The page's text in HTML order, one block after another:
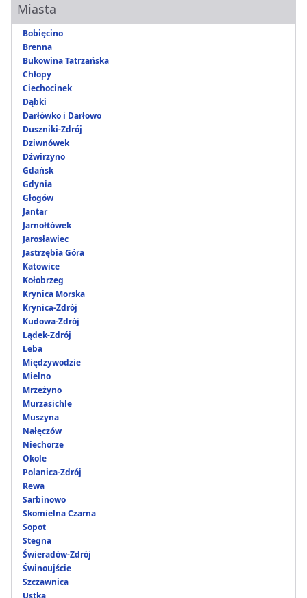
Miasta
Bobięcino
Brenna
Bukowina Tatrzańska
Chłopy
Ciechocinek
Dąbki
Darłówko i Darłowo
Duszniki-Zdrój
Dziwnówek
Dźwirzyno
Gdańsk
Gdynia
Głogów
Jantar
Jarnołtówek
Jarosławiec
Jastrzębia Góra
Katowice
Kołobrzeg
Krynica Morska
Krynica-Zdrój
Kudowa-Zdrój
Lądek-Zdrój
Łeba
Międzywodzie
Mielno
Mrzeżyno
Murzasichle
Muszyna
Nałęczów
Niechorze
Okole
Polanica-Zdrój
Rewa
Sarbinowo
Skomielna Czarna
Sopot
Stegna
Świeradów-Zdrój
Świnoujście
Szczawnica